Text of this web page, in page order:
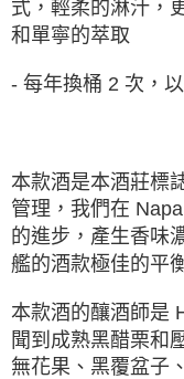
式，輕柔的淋汁，
和單寧的萃取
- 每年換桶 2 次，
本款酒是本酒莊標
管理，我們在
的進步，產⽣香味
艦的酒款極佳的平
本款酒的釀酒師是
聞到成熟黑醋栗和
無花果、黑覆盆子